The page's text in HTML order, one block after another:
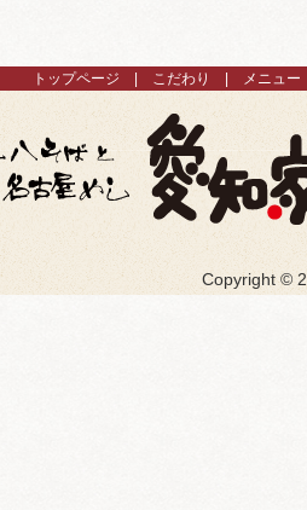
トップページ こだわり メニュー
Copyright ©